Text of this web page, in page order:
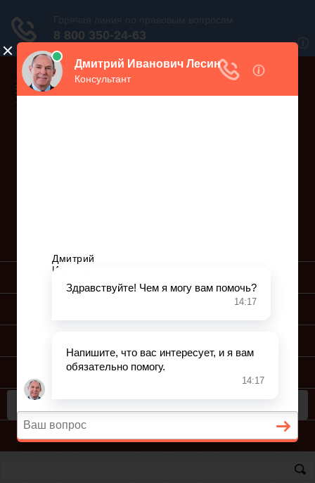
ПОДАЧА ИСКА
КОНСУЛЬТАЦИЯ ЮРИСТА